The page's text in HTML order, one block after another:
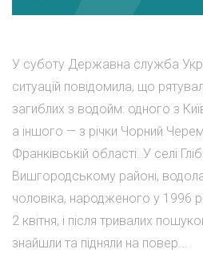
У суботу Державна служба
ситуацій повідомила, що
загиблих з водойм: одного з
а іншого — з річки Чорний
Франківській області. У селі
Вишгородському районі,
чоловіка, народженого у 1996
2 квітня, і після тривалих
знайшли та підняли на повер...